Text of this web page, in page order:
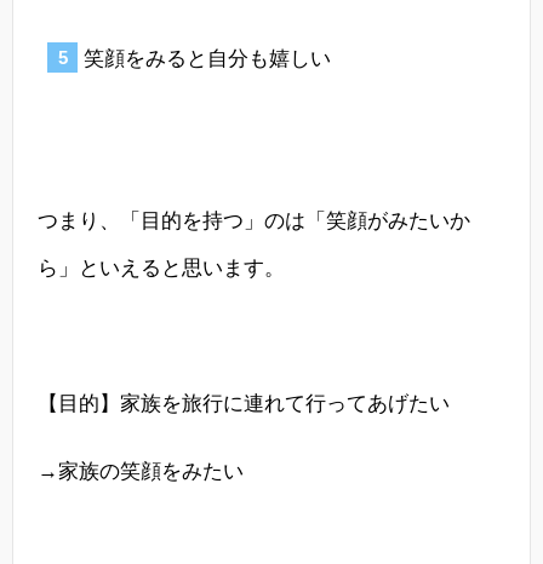
笑顔をみると自分も嬉しい
つまり、「目的を持つ」のは「笑顔がみたいか
ら」といえると思います。
【目的】家族を旅行に連れて行ってあげたい
→家族の笑顔をみたい